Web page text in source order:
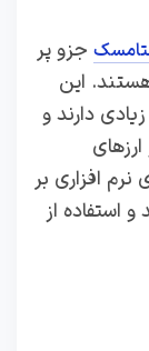
جزو پر
این
دارند و
افزاری بر
استفاده از